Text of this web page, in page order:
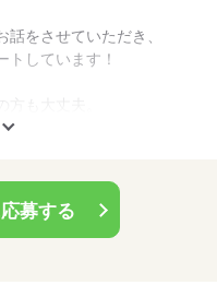
もございます。※その他諸
さい。
をさせていただき、
トしています！
方も大丈夫。
が
です！
募する